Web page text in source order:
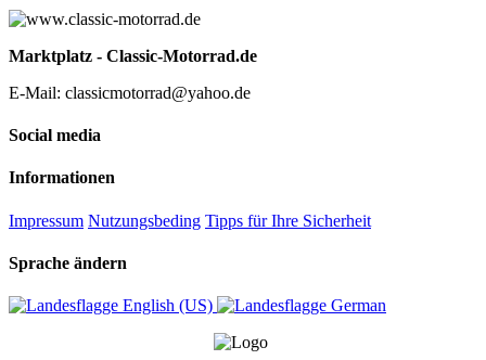
Marktplatz - Classic-Motorrad.de
E-Mail: classicmotorrad@yahoo.de
Social media
Informationen
Impressum Nutzungsbeding Tipps für Ihre Sicherheit
Sprache ändern
English (US)‎ German‎